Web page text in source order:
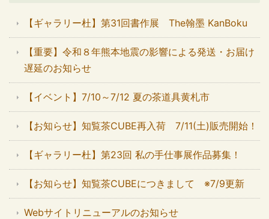
【ギャラリー杜】第31回書作展 The翰墨 KanBoku
【重要】令和８年熊本地震の影響による発送・お届け
遅延のお知らせ
【イベント】7/10～7/12 夏の茶道具黄札市
【お知らせ】知覧茶CUBE再入荷 7/11(土)販売開始！
【ギャラリー杜】第23回 私の手仕事展作品募集！
【お知らせ】知覧茶CUBEにつきまして ※7/9更新
Webサイトリニューアルのお知らせ